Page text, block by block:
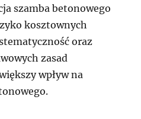
szamba betonowego
kosztownych
oraz
zasad
wpływ na